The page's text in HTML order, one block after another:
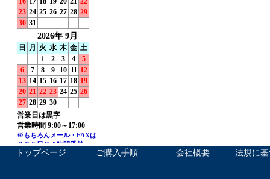
トップページ ご購入手順 会社概要 法規に